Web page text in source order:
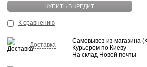
КУПИТЬ
КУПИТЬ В КРЕДИТ
К сравнению
Доставка
Самовывоз из магазина
Курьером по Киеву
На склад Новой почты